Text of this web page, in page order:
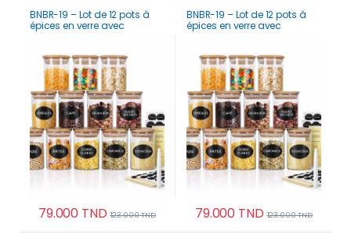
BNBR-19 – Lot de 12 pots à
épices en verre avec
79.000 TND 123.000TND
BNBR-19 – Lot de 12 pots à
épices en verre avec
79.000 TND 123.000TND